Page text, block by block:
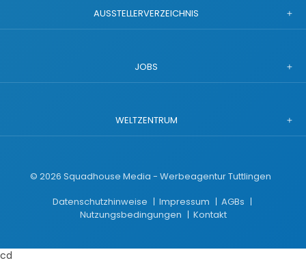
AUSSTELLERVERZEICHNIS
JOBS
WELTZENTRUM
© 2026 Squadhouse Media - Werbeagentur Tuttlingen
Datenschutzhinweise
Impressum
AGBs
Nutzungsbedingungen
Kontakt
cd